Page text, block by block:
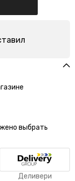
выбрать
Деливери